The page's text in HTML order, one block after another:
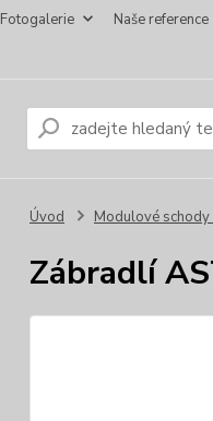
Fotogalerie Naše reference
Úvod Modulové schody
Zábradlí